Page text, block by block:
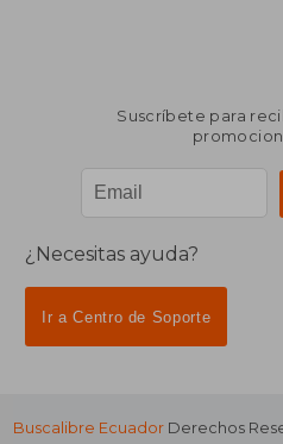
Suscríbete para
¿Necesitas ayuda?
Ir a Centro de Soporte
Buscalibre Ecuador Derechos